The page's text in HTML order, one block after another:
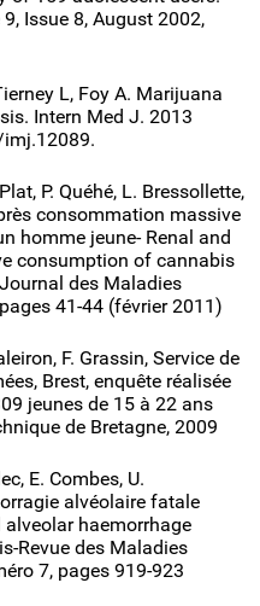
Issue 8, August 2002,
L, Foy A. Marijuana
Intern Med J. 2013
P. Quéhé, L. Bressollette,
consommation massive
homme jeune- Renal and
consumption of cannabis
des Maladies
41-44 (février 2011)
F. Grassin, Service de
Brest, enquête réalisée
jeunes de 15 à 22 ans
de Bretagne, 2009
E. Combes, U.
alvéolaire fatale
haemorrhage
Revue des Maladies
7, pages 919-923